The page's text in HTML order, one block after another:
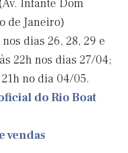
Infante Dom
de Janeiro)
dias 26, 28, 29 e
22h nos dias 27/04;
no dia 04/05.
do Rio Boat
vendas